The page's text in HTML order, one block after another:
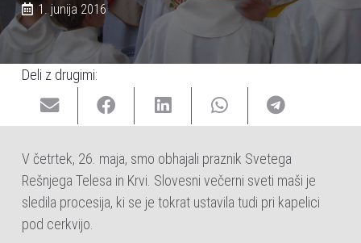
1. junija 2016
Deli z drugimi:
V četrtek, 26. maja, smo obhajali praznik Svetega
Rešnjega Telesa in Krvi. Slovesni večerni sveti maši je
sledila procesija, ki se je tokrat ustavila tudi pri kapelici
pod cerkvijo.